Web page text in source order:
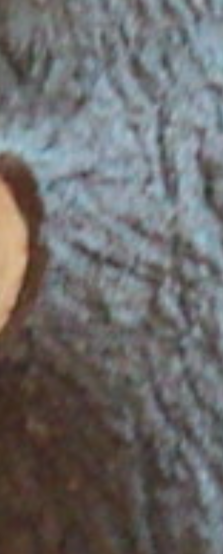






















